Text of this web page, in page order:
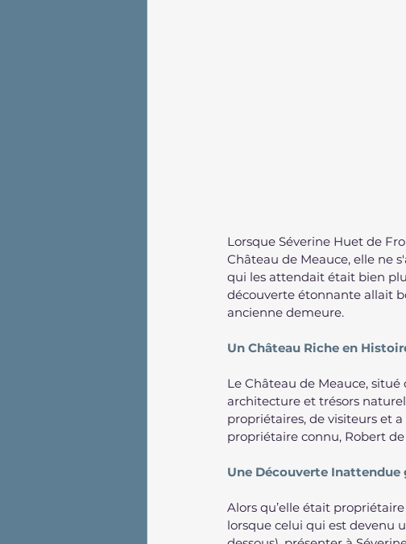
Lorsque Séverine Huet de
Château de Meauce, elle ne
qui les attendait était bien
découverte étonnante allait
ancienne demeure.
Un Château Riche en
Le Château de Meauce, situé
architecture et trésors
propriétaires, de visiteurs et
propriétaire connu, Robert
Une Découverte
Alors qu’elle était
lorsque celui qui est devenu